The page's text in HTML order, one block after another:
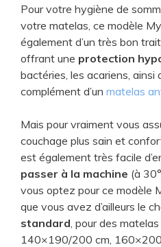
Pour votre hygiène de
votre matelas, ce modèle
également d’un très bon
offrant une protection
bactéries, les acariens, ainsi
complément d’un matelas
Mais pour vraiment vous
couchage plus sain et
est également très facile
passer à la machine (à
vous optez pour ce modèle
que vous avez d’ailleurs le
standard , pour des
140×190/200 cm,